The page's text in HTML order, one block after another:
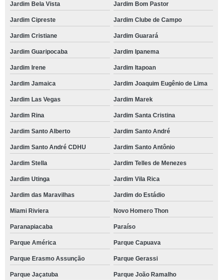
Jardim Bela Vista Jardim Bom Pastor
Jardim Cipreste Jardim Clube de Campo
Jardim Cristiane Jardim Guarará
Jardim Guaripocaba Jardim Ipanema
Jardim Irene Jardim Itapoan
Jardim Jamaica Jardim Joaquim Eugênio de Lima
Jardim Las Vegas Jardim Marek
Jardim Rina Jardim Santa Cristina
Jardim Santo Alberto Jardim Santo André
Jardim Santo André CDHU Jardim Santo Antônio
Jardim Stella Jardim Telles de Menezes
Jardim Utinga Jardim Vila Rica
Jardim das Maravilhas Jardim do Estádio
Miami Riviera Novo Homero Thon
Paranapiacaba Paraíso
Parque América Parque Capuava
Parque Erasmo Assunção Parque Gerassi
Parque Jaçatuba Parque João Ramalho